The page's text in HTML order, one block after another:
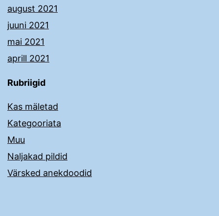
august 2021
juuni 2021
mai 2021
aprill 2021
Rubriigid
Kas mäletad
Kategooriata
Muu
Naljakad pildid
Värsked anekdoodid